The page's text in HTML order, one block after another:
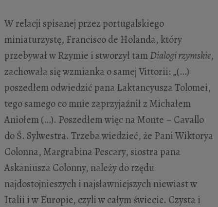
W relacji spisanej przez portugalskiego
miniaturzystę, Francisco de Holanda, który
przebywał w Rzymie i stworzył tamDialogi rzymskie,
zachowała się wzmianka o samej Vittorii: „(…)
poszedłem odwiedzić pana Laktancyusza Tolomei,
tego samego co mnie zaprzyjaźnił z Michałem
Aniołem (…). Poszedłem więc na Monte – Cavallo
do Ś. Sylwestra. Trzeba wiedzieć, że Pani Wiktorya
Colonna, Margrabina Pescary, siostra pana
Askaniusza Colonny, należy do rzędu
najdostojnieszych i najsławniejszych niewiast w
Italii i w Europie, czyli w całym świecie. Czysta i